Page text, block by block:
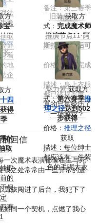
备注：第三赛季
•精华3
法
逸
云
装
方
宝
取
证
着
地
企
旧装获取方
式： 完成魔术师
推演节点11·阿
斯拉的假象后可
获得
价格：推演完成
获取
描述：身上衣服
都已破损严重，
真的只是经历了
一场游戏？
方
四
获得
的
取
取
的
保
赛
魅力紫获取方
式：第六赛季推
理之径达到502
步获得
价格： 推理之径
获取
描述：每位绅士
都应该有一件紫
色的毛呢大衣
的回信
次魔术表演都像在生与死
摸之处常常由一些异常的迹
孩闯进了后台，我犯下了
同一个契机，点燃了我心